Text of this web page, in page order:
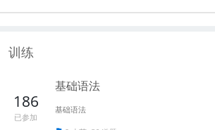
训练
186
已参加
基础语法
基础语法